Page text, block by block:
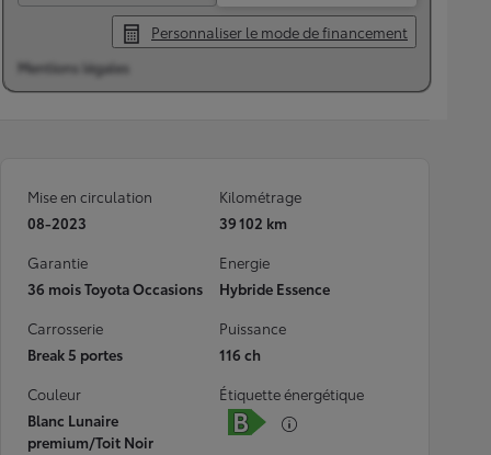
Personnaliser le mode de financement
Mentions légales
Mise en circulation
08-2023
Kilométrage
39 102 km
Garantie
36 mois Toyota Occasions
Energie
Hybride Essence
Carrosserie
Break 5 portes
Puissance
116 ch
Couleur
Blanc Lunaire
premium/Toit Noir
Étiquette énergétique